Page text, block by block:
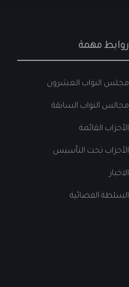
روابط مهمة
مجلس النواب العشرون
مجالس النواب السابقة
الأحزاب القائمة
الأحزاب تحت التأسيس
الاخبار
السلطة القضائية